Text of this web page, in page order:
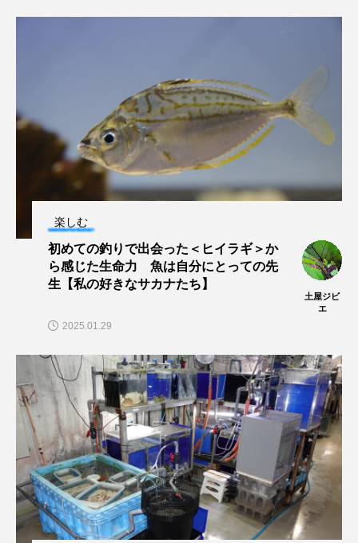
食中毒
骨 高知県 魚介類 魚卵
魚食 鯛の鯛 鯨類
鳥羽水族館 鴨川シーワールド
楽しむ
初めての釣りで出会った＜ヒイラギ＞か
ら感じた生命力 魚は自分にとっての先
生【私の好きなサカナたち】
土屋ジビ
エ
2025.01.29